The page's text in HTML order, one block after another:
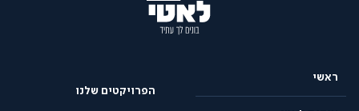
ראשי
הפרויקטים שלנו